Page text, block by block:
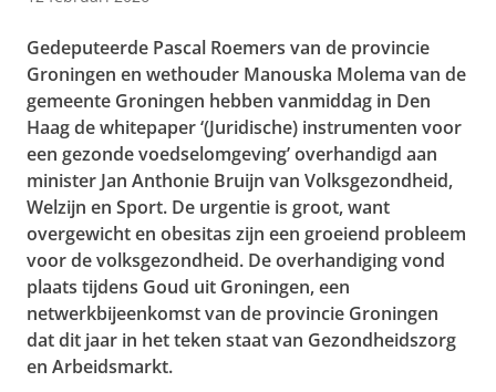
Gedeputeerde Pascal Roemers van de provincie
Groningen en wethouder Manouska Molema van de
gemeente Groningen hebben vanmiddag in Den
Haag de whitepaper ‘(Juridische) instrumenten voor
een gezonde voedselomgeving’overhandigd aan
minister Jan Anthonie Bruijn van Volksgezondheid,
Welzijn en Sport. De urgentie is groot, want
overgewicht en obesitas zijn een groeiend probleem
voor de volksgezondheid. De overhandiging vond
plaats tijdens Goud uit Groningen, een
netwerkbijeenkomst van de provincie Groningen
dat dit jaar in het teken staat van Gezondheidszorg
en Arbeidsmarkt.